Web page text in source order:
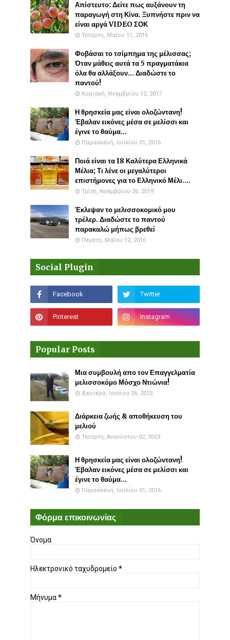
Απίστευτο: Δείτε πως αυξάνουν τη
παραγωγή στη Κίνα. Ξυπνήστε πριν να
είναι αργά VIDEO ΣΟΚ
Τετάρτη, Μαΐου 11, 2016
Φοβάσαι το τσίμπημα της μέλισσας;
Όταν μάθεις αυτά τα 5 πραγματάκια
όλα θα αλλάξουν... Διαδώστε το
παντού!
Κυριακή, Νοεμβρίου 12, 2017
Η θρησκεία μας είναι ολοζώντανη!
Έβαλαν εικόνες μέσα σε μελίσσι και
έγινε το θαύμα...
Παρασκευή, Ιουλίου 01, 2016
Ποιά είναι τα 18 Καλύτερα Ελληνικά
Μέλια; Τι λένε οι μεγαλύτεροι
επιστήμονες για το Ελληνικό Μέλι....
Τρίτη, Νοεμβρίου 26, 2019
Έκλεψαν το μελισσοκομικό μου
τρέλερ. Διαδώστε το παντού
παρακαλώ μήπως βρεθεί
Πέμπτη, Μαΐου 12, 2016
Social Plugin
Popular Posts
Μια συμβουλή απο τον Επαγγελματία
μελισσοκόμο Μόσχο Ντιώνια!
Δευτέρα, Ιουνίου 26, 2023
Διάρκεια ζωής & αποθήκευση του
μελιού
Τετάρτη, Αυγούστου 02, 2023
Η θρησκεία μας είναι ολοζώντανη!
Έβαλαν εικόνες μέσα σε μελίσσι και
έγινε το θαύμα...
Παρασκευή, Ιουλίου 01, 2016
Φόρμα επικοινωνίας
Όνομα
Ηλεκτρονικό ταχυδρομείο *
Μήνυμα*